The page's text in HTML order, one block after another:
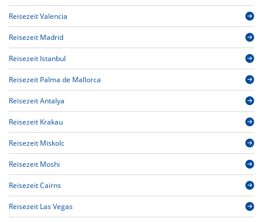
Reisezeit Valencia
Reisezeit Madrid
Reisezeit Istanbul
Reisezeit Palma de Mallorca
Reisezeit Antalya
Reisezeit Krakau
Reisezeit Miskolc
Reisezeit Moshi
Reisezeit Cairns
Reisezeit Las Vegas